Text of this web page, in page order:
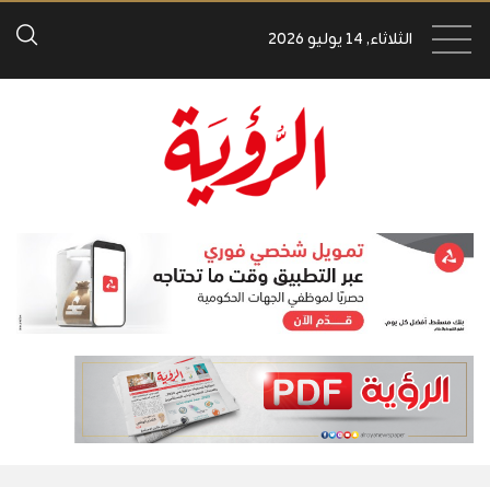
الثلاثاء, 14 يوليو 2026